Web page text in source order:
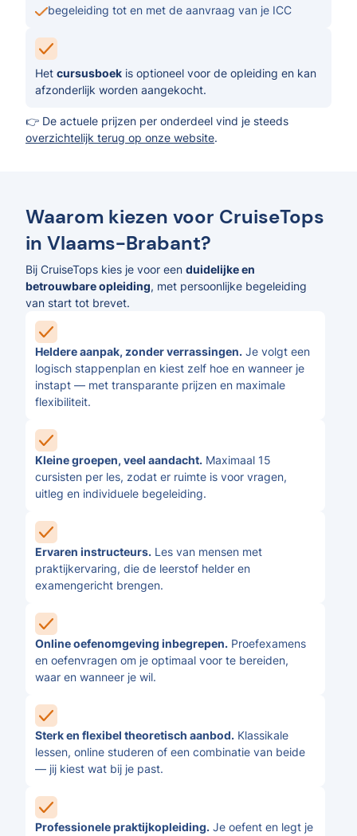
begeleiding tot en met de aanvraag van je ICC
Het cursusboek is optioneel voor de opleiding en kan
afzonderlijk worden aangekocht.
👉 De actuele prijzen per onderdeel vind je steeds
overzichtelijk terug op onze website.
Waarom kiezen voor CruiseTops
in Vlaams-Brabant?
Bij CruiseTops kies je voor een duidelijke en
betrouwbare opleiding, met persoonlijke begeleiding
van start tot brevet.
Heldere aanpak, zonder verrassingen. Je volgt een
logisch stappenplan en kiest zelf hoe en wanneer je
instapt — met transparante prijzen en maximale
flexibiliteit.
Kleine groepen, veel aandacht. Maximaal 15
cursisten per les, zodat er ruimte is voor vragen,
uitleg en individuele begeleiding.
Ervaren instructeurs. Les van mensen met
praktijkervaring, die de leerstof helder en
examengericht brengen.
Online oefenomgeving inbegrepen. Proefexamens
en oefenvragen om je optimaal voor te bereiden,
waar en wanneer je wil.
Sterk en flexibel theoretisch aanbod. Klassikale
lessen, online studeren of een combinatie van beide
— jij kiest wat bij je past.
Professionele praktijkopleiding. Je oefent en legt je